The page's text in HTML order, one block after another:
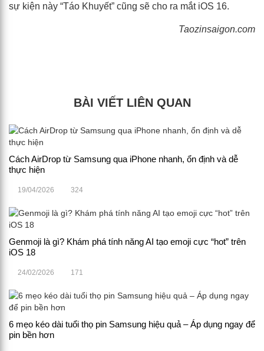
sự kiện này “Táo Khuyết” cũng sẽ cho ra mắt iOS 16.
Taozinsaigon.com
BÀI VIẾT LIÊN QUAN
Cách AirDrop từ Samsung qua iPhone nhanh, ổn định và dễ
thực hiện
19/04/2026 324
Genmoji là gì? Khám phá tính năng AI tạo emoji cực “hot” trên
iOS 18
24/02/2026 171
6 mẹo kéo dài tuổi thọ pin Samsung hiệu quả – Áp dụng ngay để
pin bền hơn